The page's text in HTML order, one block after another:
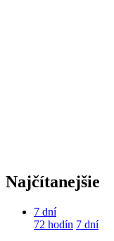
Najčítanejšie
7 dní
72 hodín 7 dní